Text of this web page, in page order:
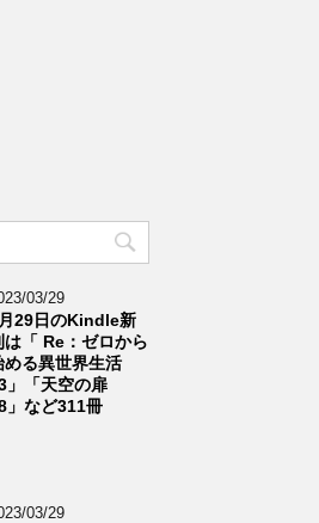
03/29
29日のKindle新
は「 Re：ゼロから
める異世界生活
」「天空の扉
」など311冊
03/29